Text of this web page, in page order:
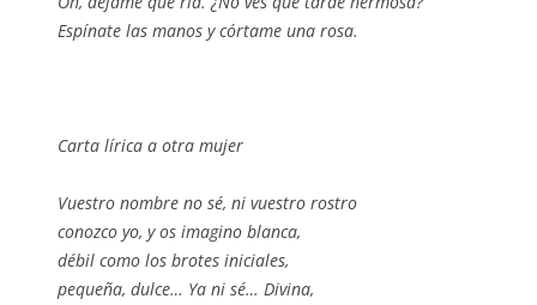
Espínate las manos y córtame una rosa.
Carta lírica a otra mujer
Vuestro nombre no sé, ni vuestro rostro
conozco yo, y os imagino blanca,
débil como los brotes iniciales,
pequeña, dulce… Ya ni sé… Divina,